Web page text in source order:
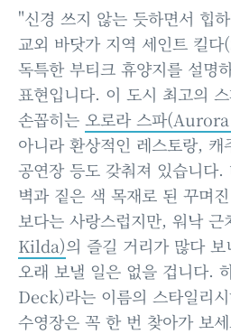
"신경 쓰지 않는 듯하면서 힙
교외 바닷가 지역 세인트 킬
독특한 부티크 휴양지를 설명
표현입니다. 이 도시 최고의
손꼽히는 오로라 스파
아니라 환상적인 레스토랑,
공연장 등도 갖춰져 있습니다.
벽과 짙은 색 목재로 된 꾸며
보다는 사랑스럽지만, 워낙 근
Kilda)의 즐길 거리가 많다
오래 보낼 일은 없을 겁니다.
Deck)라는 이름의 스타일리
수영장은 꼭 한 번 찾아가 보